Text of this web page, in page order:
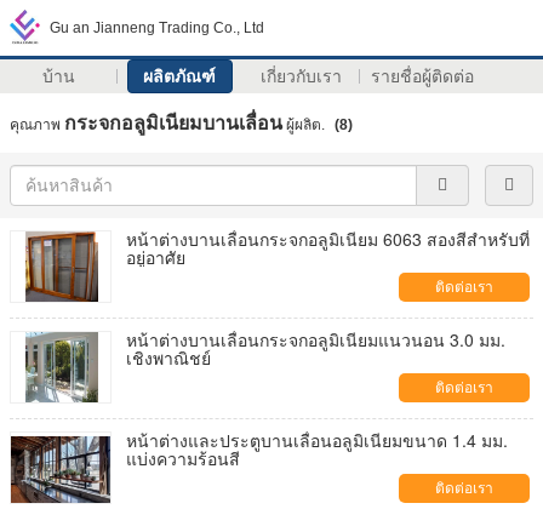
Gu an Jianneng Trading Co., Ltd
บ้าน ผลิตภัณฑ์ เกี่ยวกับเรา รายชื่อผู้ติดต่อ
คุณภาพ กระจกอลูมิเนียมบานเลื่อนผู้ผลิต. (8)
หน้าต่างบานเลื่อนกระจกอลูมิเนียม 6063 สองสีสำหรับที่
อยู่อาศัย
ติดต่อเรา
หน้าต่างบานเลื่อนกระจกอลูมิเนียมแนวนอน 3.0 มม.
เชิงพาณิชย์
ติดต่อเรา
หน้าต่างและประตูบานเลื่อนอลูมิเนียมขนาด 1.4 มม.
แบ่งความร้อนสี
ติดต่อเรา